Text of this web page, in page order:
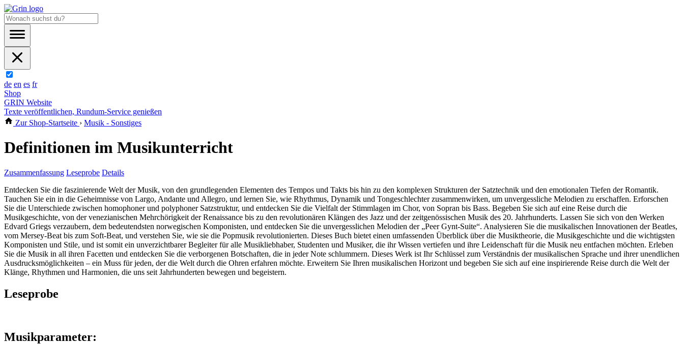
de en es fr
Shop
GRIN Website
Texte veröffentlichen, Rundum-Service genießen
Zur Shop-Startseite › Musik - Sonstiges
Definitionen im Musikunterricht
Zusammenfassung Leseprobe Details
Entdecken Sie die faszinierende Welt der Musik, von den grundlegenden Elementen des Tempos und Takts bis hin zu den komplexen Strukturen der Satztechnik und den emotionalen Tiefen der Romantik.
Tauchen Sie ein in die Geheimnisse von Largo, Andante und Allegro, und lernen Sie, wie Rhythmus, Dynamik und Tongeschlechter zusammenwirken, um unvergessliche Melodien zu erschaffen. Erforschen
Sie die Unterschiede zwischen homophoner und polyphoner Satzstruktur, und entdecken Sie die Vielfalt der Stimmlagen im Chor, von Sopran bis Bass. Begeben Sie sich auf eine Reise durch die
Musikgeschichte, von der venezianischen Mehrchörigkeit der Renaissance bis zu den revolutionären Klängen des Jazz und der zeitgenössischen Musik des 20. Jahrhunderts. Lassen Sie sich von den Werken
Edvard Griegs verzaubern, dem bedeutendsten norwegischen Komponisten, und entdecken Sie die unvergesslichen Melodien der „Peer Gynt-Suite“. Analysieren Sie die musikalischen Innovationen der Beatles,
vom Mersey-Beat bis zum Soft-Beat, und verstehen Sie, wie sie die Popmusik revolutionierten. Dieses Buch bietet einen umfassenden Überblick über die Musiktheorie, die Musikgeschichte und die wichtigsten
Komponisten und Stile, und ist somit ein unverzichtbarer Begleiter für alle Musikliebhaber, Studenten und Musiker, die ihr Wissen vertiefen und ihre Leidenschaft für die Musik neu entfachen möchten. Erleben
Sie die Musik in all ihren Facetten und entdecken Sie die verborgenen Botschaften, die in jeder Note schlummern. Dieses Werk ist Ihr Schlüssel zum Verständnis der musikalischen Sprache und ihrer unendlichen
Ausdrucksmöglichkeiten – ein Muss für jeden, der die Welt durch die Ohren erfahren möchte. Erweitern Sie Ihren musikalischen Horizont und begeben Sie sich auf eine inspirierende Reise durch die Welt der
Klänge, Rhythmen und Harmonien, die uns seit Jahrhunderten bewegen und begeistern.
Leseprobe
Musikparameter: